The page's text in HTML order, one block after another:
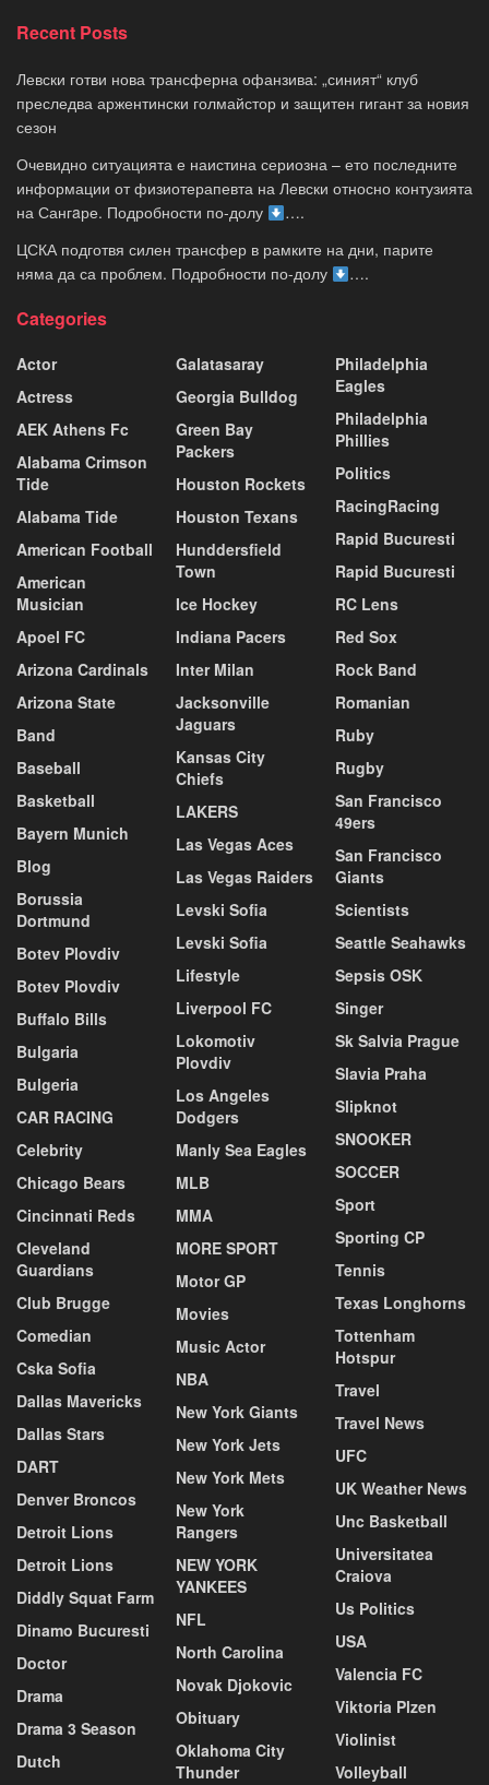
Recent Posts
Левски готви нова трансферна офанзива: „синият“ клуб
преследва аржентински голмайстор и защитен гигант за новия
сезон
Очевидно ситуацията е наистина сериозна – ето последните
информации от физиотерапевта на Левски относно контузията
на Сангaре. Подробности по-долу
….
ЦСКА подготвя силен трансфер в рамките на дни, парите
няма да са проблем. Подробности по-долу
….
Categories
Actor
Actress
AEK Athens Fc
Alabama Crimson
Tide
Alabama Tide
American Football
American
Musician
Apoel FC
Arizona Cardinals
Arizona State
Band
Baseball
Basketball
Bayern Munich
Blog
Borussia
Dortmund
Botev Plovdiv
Botev Plovdiv
Buffalo Bills
Bulgaria
Bulgeria
CAR RACING
Celebrity
Chicago Bears
Cincinnati Reds
Cleveland
Guardians
Club Brugge
Comedian
Cska Sofia
Dallas Mavericks
Dallas Stars
DART
Denver Broncos
Detroit Lions
Detroit Lions
Diddly Squat Farm
Dinamo Bucuresti
Doctor
Drama
Drama 3 Season
Dutch
Galatasaray
Georgia Bulldog
Green Bay
Packers
Houston Rockets
Houston Texans
Hunddersfield
Town
Ice Hockey
Indiana Pacers
Inter Milan
Jacksonville
Jaguars
Kansas City
Chiefs
LAKERS
Las Vegas Aces
Las Vegas Raiders
Levski Sofia
Levski Sofia
Lifestyle
Liverpool FC
Lokomotiv
Plovdiv
Los Angeles
Dodgers
Manly Sea Eagles
MLB
MMA
MORE SPORT
Motor GP
Movies
Music Actor
NBA
New York Giants
New York Jets
New York Mets
New York
Rangers
NEW YORK
YANKEES
NFL
North Carolina
Novak Djokovic
Obituary
Oklahoma City
Thunder
Philadelphia
Eagles
Philadelphia
Phillies
Politics
RacingRacing
Rapid Bucuresti
Rapid Bucuresti
RC Lens
Red Sox
Rock Band
Romanian
Ruby
Rugby
San Francisco
49ers
San Francisco
Giants
Scientists
Seattle Seahawks
Sepsis OSK
Singer
Sk Salvia Prague
Slavia Praha
Slipknot
SNOOKER
SOCCER
Sport
Sporting CP
Tennis
Texas Longhorns
Tottenham
Hotspur
Travel
Travel News
UFC
UK Weather News
Unc Basketball
Universitatea
Craiova
Us Politics
USA
Valencia FC
Viktoria Plzen
Violinist
Volleyball